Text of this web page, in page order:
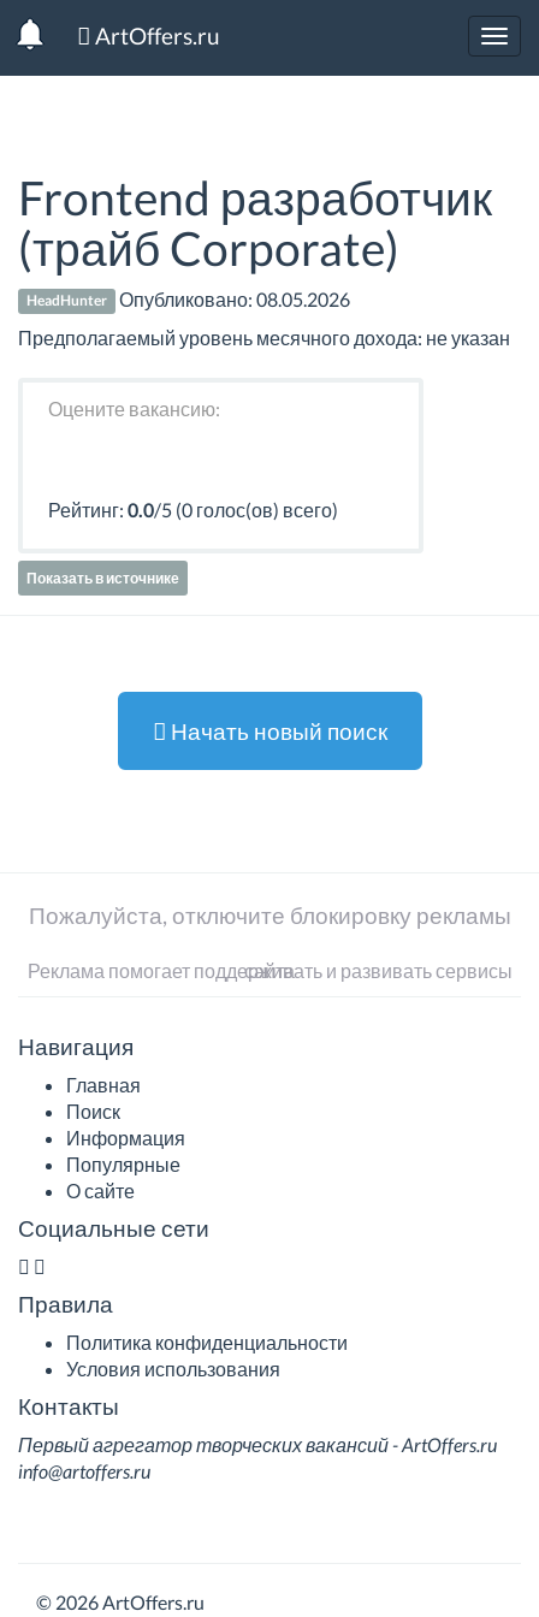
ArtOffers.ru
Frontend разработчик
(трайб Corporate)
HeadHunter Опубликовано:08.05.2026
Предполагаемый уровень месячного дохода: не указан
Оцените вакансию:
Рейтинг: 0.0/5 (0 голос(ов) всего)
Показать в источнике
Начать новый поиск
Пожалуйста, отключите блокировку рекламы
Реклама помогает поддерживать и развивать сервисы сайта
Навигация
Главная
Поиск
Информация
Популярные
О сайте
Социальные сети
Правила
Политика конфиденциальности
Условия использования
Контакты
Первый агрегатор творческих вакансий - ArtOffers.ru
info@artoffers.ru
© 2026 ArtOffers.ru